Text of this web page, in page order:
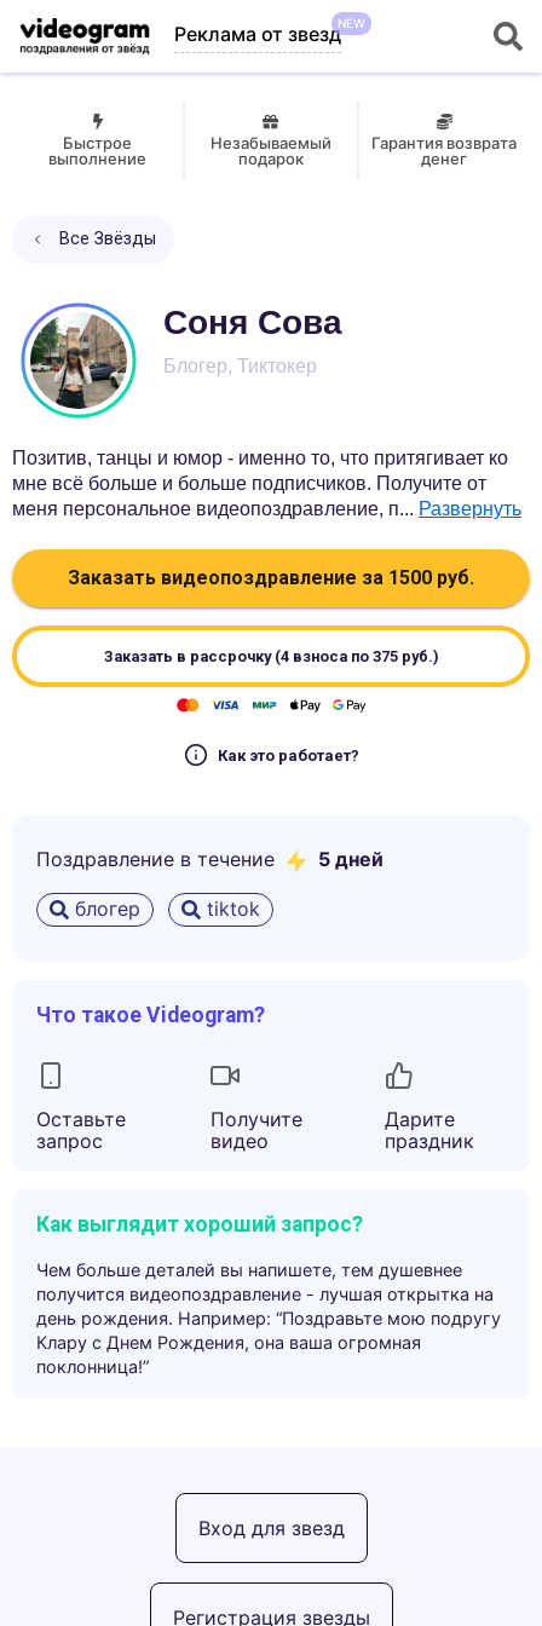
Реклама от звездNEW
Быстрое
выполнение
Незабываемый
подарок
Гарантия возврата
денег
Все Звёзды
Соня Сова
Блогер, Тиктокер
Позитив, танцы и юмор - именно то, что притягивает ко
мне всё больше и больше подписчиков. Получите от
меня персональное видеопоздравление, п... Развернуть
Заказать видеопоздравление за 1500 руб.
Заказать в рассрочку (4 взноса по 375руб.)
Как это работает?
Поздравление в течение 5 дней
блогер tiktok
Что такое Videogram?
Оставьте
запрос
Получите
видео
Дарите
праздник
Как выглядит хороший запрос?
Чем больше деталей вы напишете, тем душевнее
получится видеопоздравление - лучшая открытка на
день рождения. Например: “Поздравьте мою подругу
Клару с Днем Рождения, она ваша огромная
поклонница!”
Регистрация звезды
Вход для звезд